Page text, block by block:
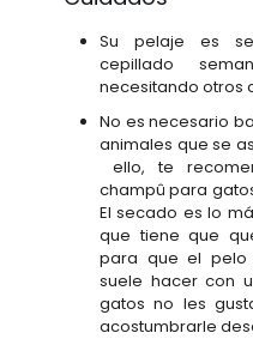
Su pelaje es
cepillado
necesitando otros
No es necesario
animales que se
ello, te
champû para
El secado es lo
que tiene que
para que el pelo
suele hacer con
gatos no les
acostumbrarle